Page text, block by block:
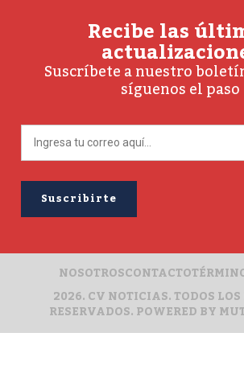
Recibe las
Suscríbete a nuestro
síguenos el paso
2026. CV NOTICIAS. TODOS LOS
RESERVADOS. POWERED BY
NOSOTROSCONTACTO